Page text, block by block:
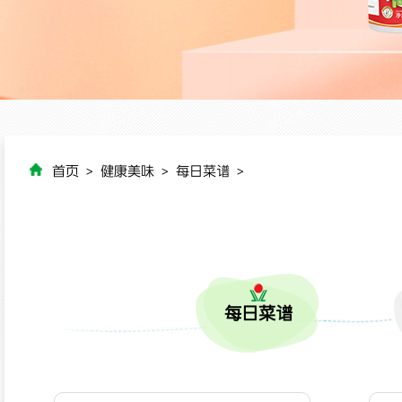
首页 > 健康美味 > 每日菜谱 >
每日菜谱